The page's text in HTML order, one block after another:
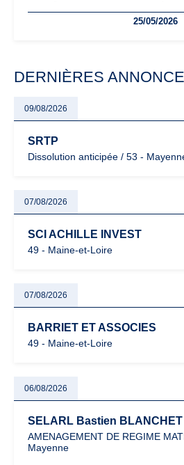
facturation ou risque de bascule vers
25/05/2026
DERNIÈRES
09/08/2026
SRTP
Dissolution anticipée / 53 -
07/08/2026
SCI ACHILLE INVEST
49 - Maine-et-Loire
07/08/2026
BARRIET ET ASSOCIES
49 - Maine-et-Loire
06/08/2026
SELARL Bastien BLANCHET
AMENAGEMENT DE REGIME
Mayenne